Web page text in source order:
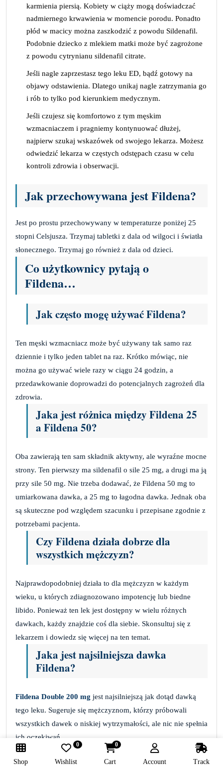
karmienia piersią. Kobiety w ciąży mogą doświadczać
nadmiernego krwawienia w momencie porodu. Ponadto
płód w macicy można zaszkodzić z powodu Sildenafil.
Podobnie dziecko z mlekiem matki może być zagrożone
z powodu cytrynianu sildenafil citrate.
Jeśli nagle zaprzestasz tego leku ED, bądź gotowy na
objawy odstawienia. Dlatego unikaj nagle zatrzymania go
i rób to tylko pod kierunkiem medycznym.
Jeśli czujesz się komfortowo z tym męskim
wzmacniaczem i pragniemy kontynuować dłużej,
najpierw szukaj wskazówek od swojego lekarza. Możesz
odwiedzić lekarza w częstych odstępach czasu w celu
kontroli zdrowia i obserwacji.
Jak przechowywana jest Fildena?
Jest po prostu przechowywany w temperaturze poniżej 25
stopni Celsjusza. Trzymaj tabletki z dala od wilgoci i światła
słonecznego. Trzymaj go również z dala od dzieci.
Co użytkownicy pytają o
Fildena…
Jak często mogę używać Fildena?
Ten męski wzmacniacz może być używany tak samo raz
dziennie i tylko jeden tablet na raz. Krótko mówiąc, nie
można go używać wiele razy w ciągu 24 godzin, a
przedawkowanie doprowadzi do potencjalnych zagrożeń dla
zdrowia.
Jaka jest różnica między Fildena 25
a Fildena 50?
Oba zawierają ten sam składnik aktywny, ale wyraźne mocne
strony. Ten pierwszy ma sildenafil o sile 25 mg, a drugi ma ją
przy sile 50 mg. Nie trzeba dodawać, że Fildena 50 mg to
umiarkowana dawka, a 25 mg to łagodna dawka. Jednak oba
są skuteczne pod względem szacunku i przepisane zgodnie z
potrzebami pacjenta.
Czy Fildena działa dobrze dla
wszystkich mężczyzn?
Najprawdopodobniej działa to dla mężczyzn w każdym
wieku, u których zdiagnozowano impotencję lub biedne
libido. Ponieważ ten lek jest dostępny w wielu różnych
dawkach, każdy znajdzie coś dla siebie. Skonsultuj się z
lekarzem i dowiedz się więcej na ten temat.
Jaka jest najsilniejsza dawka
Fildena?
Fildena Double 200 mg jest najsilniejszą jak dotąd dawką
tego leku. Sugeruje się mężczyznom, którzy próbowali
wszystkich dawek o niskiej wytrzymałości, ale nic nie spełnia
ich oczekiwań.
Gdzie kupić Fildena online?
Shop Wishlist
0
Cart
0
Account Track